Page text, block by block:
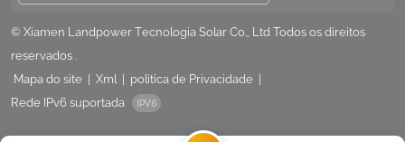
© Xiamen Landpower Tecnologia Solar Co., Ltd Todos os direitos
reservados .
Mapa do site
Xml política de Privacidade
Rede IPv6 suportada